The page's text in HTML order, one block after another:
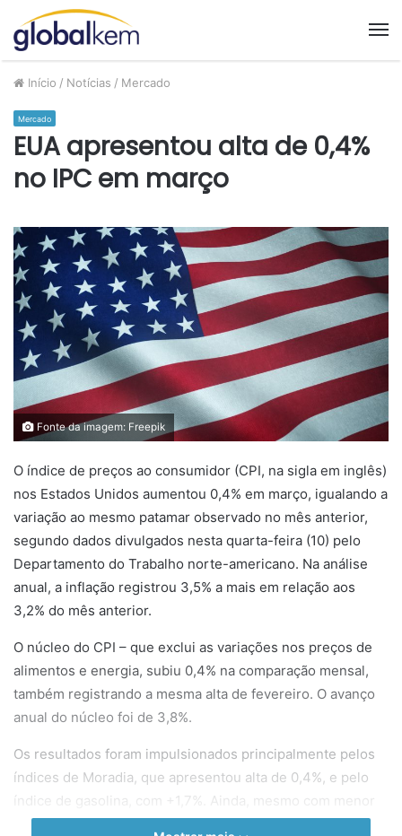
Início / Notícias / Mercado
Mercado
EUA apresentou alta de 0,4%
no IPC em março
Fonte da imagem: Freepik
O índice de preços ao consumidor (CPI, na sigla em inglês)
nos Estados Unidos aumentou 0,4% em março, igualando a
variação ao mesmo patamar observado no mês anterior,
segundo dados divulgados nesta quarta-feira (10) pelo
Departamento do Trabalho norte-americano. Na análise
anual, a inflação registrou 3,5% a mais em relação aos
3,2% do mês anterior.
O núcleo do CPI – que exclui as variações nos preços de
alimentos e energia, subiu 0,4% na comparação mensal,
também registrando a mesma alta de fevereiro. O avanço
anual do núcleo foi de 3,8%.
Os resultados foram impulsionados principalmente pelos
índices de Moradia, que apresentou alta de 0,4%, e pelo
índice de gasolina, com +1,7%. Ainda, mesmo com menor
participação, o grupo de Energia (inclui eletricidade e gás